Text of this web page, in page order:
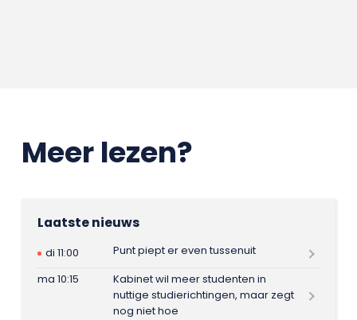
Meer lezen?
Laatste nieuws
di 11:00
Punt piept er even tussenuit
ma 10:15
Kabinet wil meer studenten in
nuttige studierichtingen, maar zegt
nog niet hoe